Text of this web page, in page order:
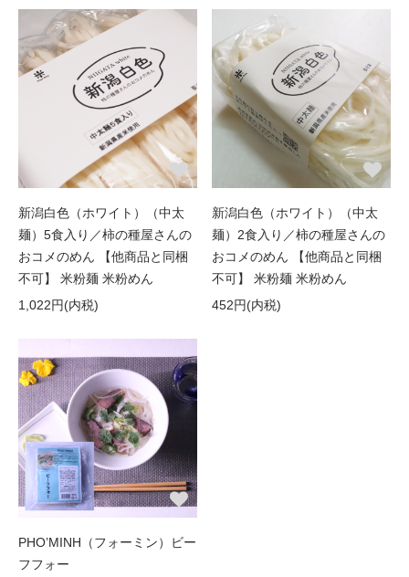
新潟白色（ホワイト）（中太
麺）5食入り／柿の種屋さんの
おコメのめん 【他商品と同梱
不可】 米粉麺 米粉めん
1,022円(内税)
新潟白色（ホワイト）（中太
麺）2食入り／柿の種屋さんの
おコメのめん 【他商品と同梱
不可】 米粉麺 米粉めん
452円(内税)
PHO’MINH（フォーミン）ビー
フフォー